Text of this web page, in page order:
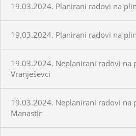
19.03.2024. Planirani radovi na
19.03.2024. Planirani radovi na
19.03.2024. Neplanirani radovi na
Vranješevci
19.03.2024. Neplanirani radovi na
Manastir